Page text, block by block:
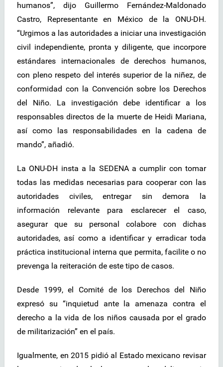
humanos”, dijo Guillermo Fernández-Maldonado
Castro, Representante en México de la ONU-DH.
“Urgimos a las autoridades a iniciar una investigación
civil independiente, pronta y diligente, que incorpore
estándares internacionales de derechos humanos,
con pleno respeto del interés superior de la niñez, de
conformidad con la Convención sobre los Derechos
del Niño. La investigación debe identificar a los
responsables directos de la muerte de Heidi Mariana,
así como las responsabilidades en la cadena de
mando”, añadió.
La ONU-DH insta a la SEDENA a cumplir con tomar
todas las medidas necesarias para cooperar con las
autoridades civiles, entregar sin demora la
información relevante para esclarecer el caso,
asegurar que su personal colabore con dichas
autoridades, así como a identificar y erradicar toda
práctica institucional interna que permita, facilite o no
prevenga la reiteración de este tipo de casos.
Desde 1999, el Comité de los Derechos del Niño
expresó su “inquietud ante la amenaza contra el
derecho a la vida de los niños causada por el grado
de militarización” en el país.
Igualmente, en 2015 pidió al Estado mexicano revisar